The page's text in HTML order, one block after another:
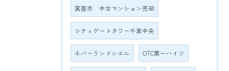
箕面市 中古マンション売却
シティゲートタワー千里中央
ネバーランドシエル OTC第一ハイツ